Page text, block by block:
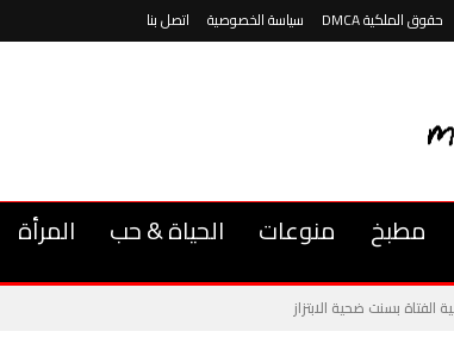
حقوق الملكية DMCA سياسة الخصوصية اتصل بنا
مطبخ منوعات الحياة & حب المرأة
بسنت ضحية الابتزاز